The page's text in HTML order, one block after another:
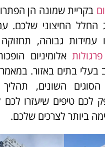
בקריית שמונה הן
החלל החיצוני שלכם.
עמידות גבוהה, תחזוקה
פרגולותאלומיניום
בעלי בתים באזור.
השונים,
לכם טיפים שיעזרו
ביותר לצרכים שלכם.